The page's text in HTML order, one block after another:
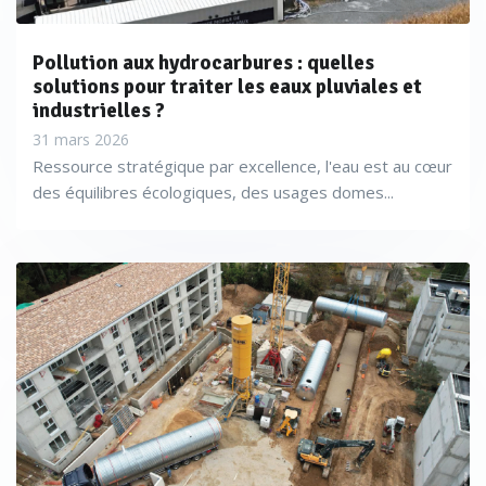
s’accompagne d’une décantation d’au moins 240 litres
utiles», prévient Jean-Jacques Hérin.
Pollution aux hydrocarbures : quelles
solutions pour traiter les eaux pluviales et
industrielles ?
31 mars 2026
Ressource stratégique par excellence, l'eau est au cœur
des équilibres écologiques, des usages domes...